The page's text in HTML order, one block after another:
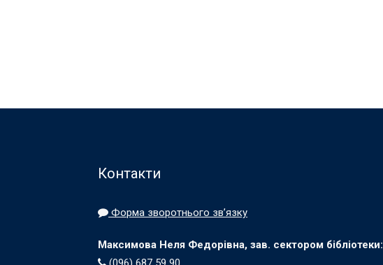
Контакти
Форма зворотнього зв’язку
Максимова Неля Федорівна, зав. сектором бібліотеки: